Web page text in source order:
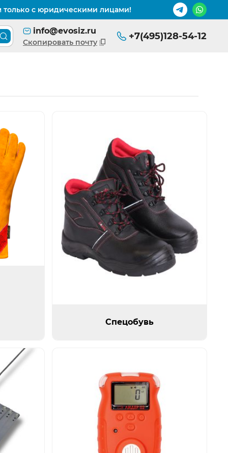
только с юридическими лицами!
Поиск товара по каталогу
info@evosiz.ru
Скопировать почту
+7(495)128-54-12
изображение
Открыть
Спецобувь
Спецобувь
изображение Открыть